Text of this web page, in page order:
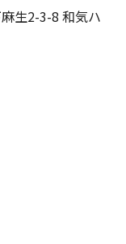
生2-3-8 和気ハ